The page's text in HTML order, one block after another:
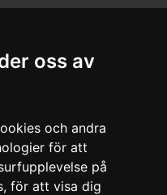
oss av
och andra
för att
på
för att visa dig